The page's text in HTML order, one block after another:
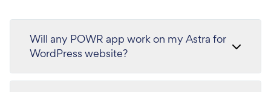
Will any POWR app work on my Astra for
WordPress website?